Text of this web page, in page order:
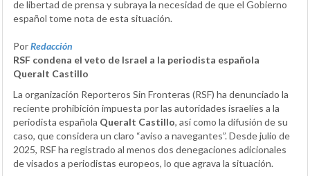
de libertad de prensa y subraya la necesidad de que el Gobierno
español tome nota de esta situación.
PorRedacción
RSF condena el veto de Israel a la periodista española
Queralt Castillo
La organización Reporteros Sin Fronteras (RSF) ha denunciado la
reciente prohibición impuesta por las autoridades israelíes a la
periodista española Queralt Castillo, así como la difusión de su
caso, que considera un claro “aviso a navegantes”. Desde julio de
2025, RSF ha registrado al menos dos denegaciones adicionales
de visados a periodistas europeos, lo que agrava la situación.